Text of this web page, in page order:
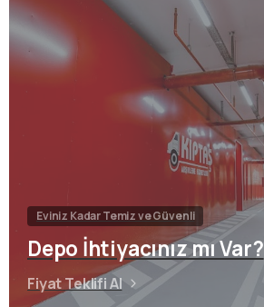
Eviniz Kadar Temiz ve Güvenli
Depo İhtiyacınız mı Var?
Fiyat Teklifi Al